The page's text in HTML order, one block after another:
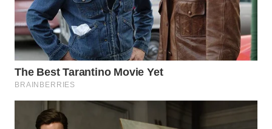
WN
PRIANGAN
TIMUR
SEMARANG
SOLO